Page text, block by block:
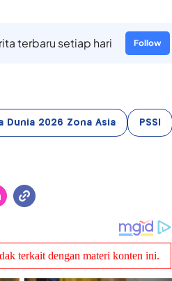
terbaru setiap hari Follow
Dunia 2026 Zona Asia PSSI